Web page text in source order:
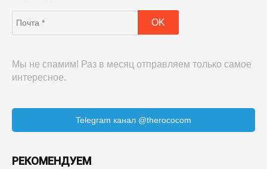
Мы не спамим! Раз в месяц отправляем только самое
интересное.
Telegram канал @therococom
РЕКОМЕНДУЕМ